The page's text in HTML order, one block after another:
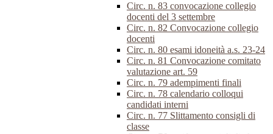
Circ. n. 83 convocazione collegio
docenti del 3 settembre
Circ. n. 82 Convocazione collegio
docenti
Circ. n. 80 esami idoneità a.s. 23-24
Circ. n. 81 Convocazione comitato
valutazione art. 59
Circ. n. 79 adempimenti finali
Circ. n. 78 calendario colloqui
candidati interni
Circ. n. 77 Slittamento consigli di
classe